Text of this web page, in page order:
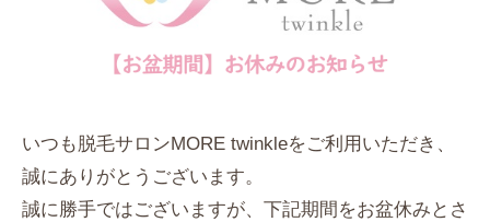
いつも脱毛サロンMORE twinkleをご利用いただき、
誠にありがとうございます。
誠に勝手ではございますが、下記期間をお盆休みとさ